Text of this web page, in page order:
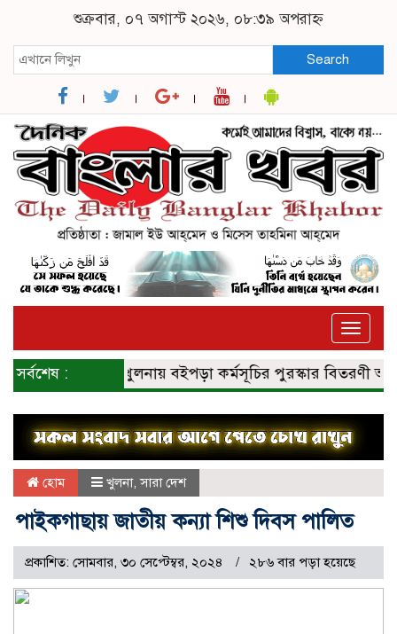
শুক্রবার, ০৭ অগাস্ট ২০২৬, ০৮:৩৯ অপরাহ্ন
Search
Toggle
সর্বশেষ : খুলনায় বইপড়া কর্মসূচির পুরস্কার বিতরণী অনুষ্ঠিত
হোম খুলনা,সারা দেশ
পাইকগাছায় জাতীয় কন্যা শিশু দিবস পালিত
প্রকাশিত: সোমবার, ৩০ সেপ্টেম্বর, ২০২৪ ২৮৬ বার পড়া হয়েছে